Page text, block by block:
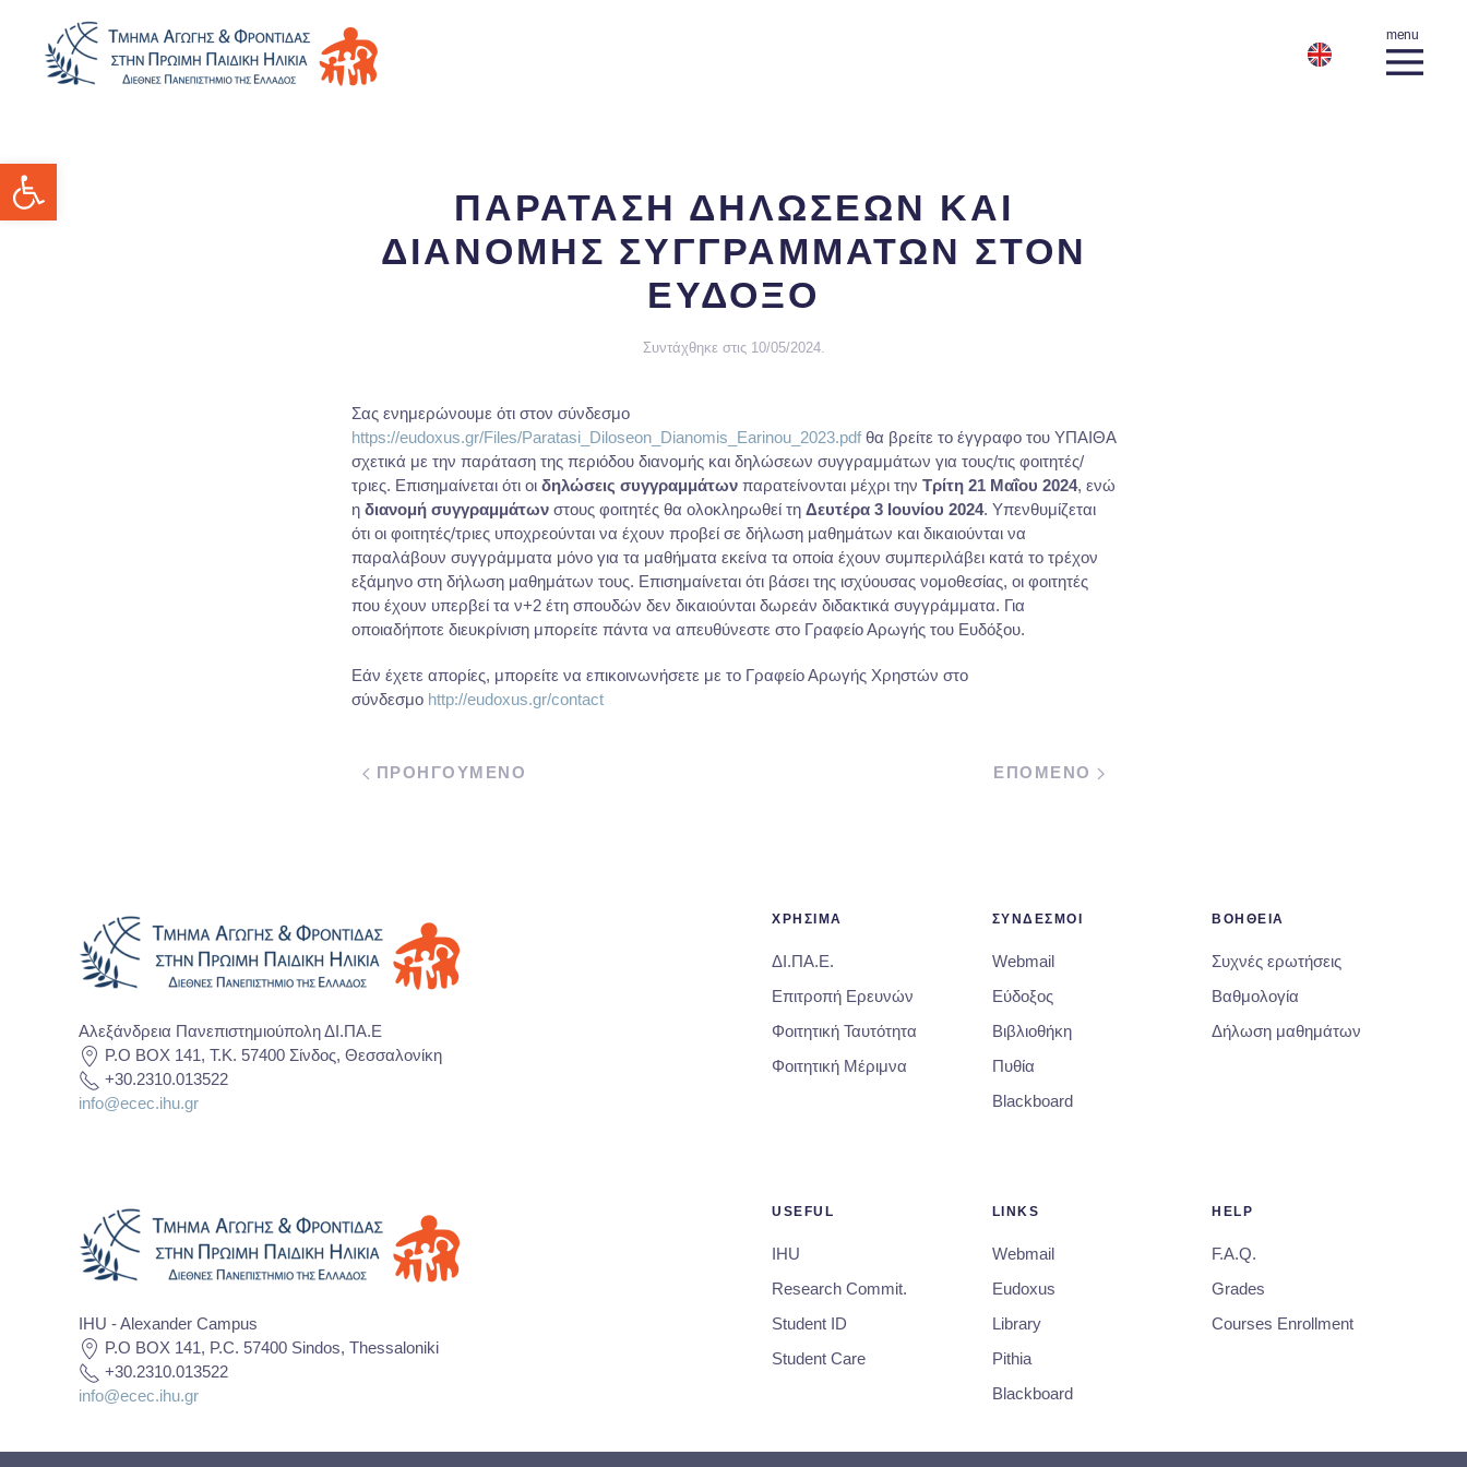
Ανοίξτε τη γραμμή εργαλείων
ΠΑΡΑΤΑΣΗ ΔΗΛΩΣΕΩΝ ΚΑΙ
ΔΙΑΝΟΜΗΣ ΣΥΓΓΡΑΜΜΑΤΩΝ ΣΤΟΝ
ΕΥΔΟΞΟ
Συντάχθηκε στις 10/05/2024.
Σας ενημερώνουμε ότι στον σύνδεσμο
https://eudoxus.gr/Files/Paratasi_Diloseon_Dianomis_Earinou_2023.pdf θα βρείτε το έγγραφο του ΥΠΑΙΘΑ
σχετικά με την παράταση της περιόδου διανομής και δηλώσεων συγγραμμάτων για τους/τις φοιτητές/
τριες. Επισημαίνεται ότι οι δηλώσεις συγγραμμάτων παρατείνονται μέχρι την Τρίτη 21 Μαΐου 2024, ενώ
η διανομή συγγραμμάτων στους φοιτητές θα ολοκληρωθεί τη Δευτέρα 3 Ιουνίου 2024. Υπενθυμίζεται
ότι οι φοιτητές/τριες υποχρεούνται να έχουν προβεί σε δήλωση μαθημάτων και δικαιούνται να
παραλάβουν συγγράμματα μόνο για τα μαθήματα εκείνα τα οποία έχουν συμπεριλάβει κατά το τρέχον
εξάμηνο στη δήλωση μαθημάτων τους. Επισημαίνεται ότι βάσει της ισχύουσας νομοθεσίας, οι φοιτητές
που έχουν υπερβεί τα ν+2 έτη σπουδών δεν δικαιούνται δωρεάν διδακτικά συγγράμματα. Για
οποιαδήποτε διευκρίνιση μπορείτε πάντα να απευθύνεστε στο Γραφείο Αρωγής του Ευδόξου.
Εάν έχετε απορίες, μπορείτε να επικοινωνήσετε με το Γραφείο Αρωγής Χρηστών στο
σύνδεσμο http://eudoxus.gr/contact
ΠΡΟΗΓΟΥΜΕΝΟ ΕΠΟΜΕΝΟ
Αλεξάνδρεια Πανεπιστημιούπολη ΔΙ.ΠΑ.Ε
P.O BOX 141, T.K. 57400 Σίνδος, Θεσσαλονίκη
+30.2310.013522
info@ecec.ihu.gr
ΧΡΗΣΙΜΑ
ΔΙ.ΠΑ.Ε.
Επιτροπή Ερευνών
Φοιτητική Ταυτότητα
Φοιτητική Μέριμνα
ΣΥΝΔΕΣΜΟΙ
Webmail
Εύδοξος
Βιβλιοθήκη
Πυθία
Blackboard
ΒΟΗΘΕΙΑ
Συχνές ερωτήσεις
Βαθμολογία
Δήλωση μαθημάτων
IHU - Alexander Campus
P.O BOX 141, P.C. 57400 Sindos, Thessaloniki
+30.2310.013522
info@ecec.ihu.gr
USEFUL
IHU
Research Commit.
Student ID
Student Care
LINKS
Webmail
Eudoxus
Library
Pithia
Blackboard
HELP
F.A.Q.
Grades
Courses Enrollment